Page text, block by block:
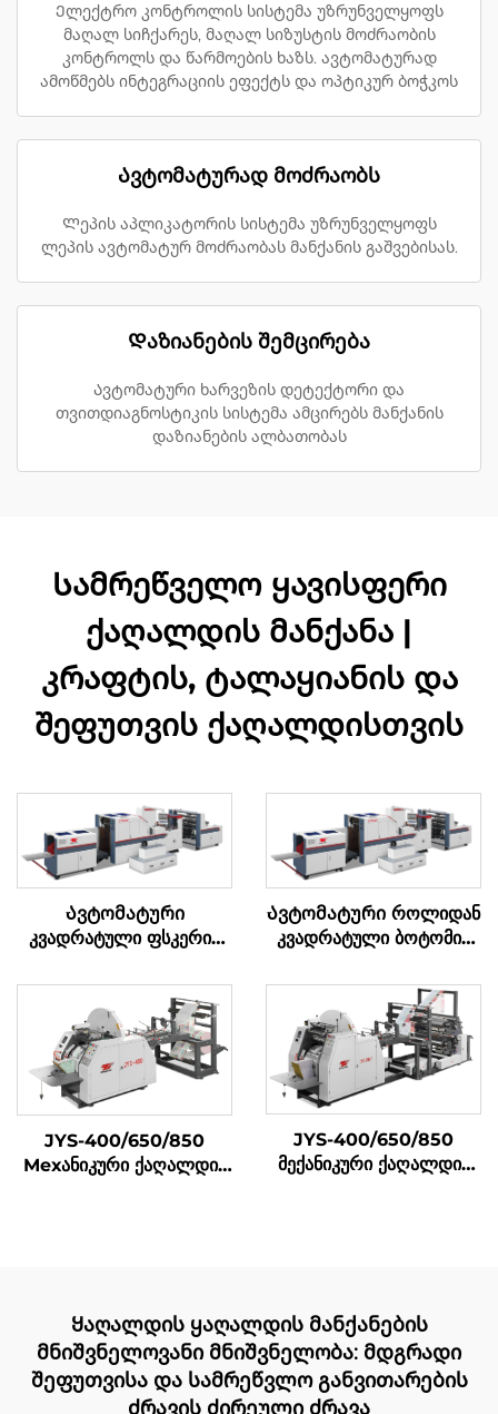
Ელექტრო კონტროლის სისტემა უზრუნველყოფს
მაღალ სიჩქარეს, მაღალ სიზუსტის მოძრაობის
კონტროლს და წარმოების ხაზს. ავტომატურად
ამოწმებს ინტეგრაციის ეფექტს და ოპტიკურ ბოჭკოს
Ავტომატურად მოძრაობს
Ლეპის აპლიკატორის სისტემა უზრუნველყოფს
ლეპის ავტომატურ მოძრაობას მანქანის გაშვებისას.
Დაზიანების შემცირება
Ავტომატური ხარვეზის დეტექტორი და
თვითდიაგნოსტიკის სისტემა ამცირებს მანქანის
დაზიანების ალბათობას
Სამრეწველო ყავისფერი
ქაღალდის მანქანა |
კრაფტის, ტალაყიანის და
შეფუთვის ქაღალდისთვის
Ავტომატური
კვადრატული ფსკერის
დამამზადებელი მანქანა
Ავტომატური როლიდან
კვადრატული ბოტომის
მაშინი
JYS-400/650/850
Мехანიკური ქაღალდის
JYS-400/650/850
მექანიკური ქაღალდის
Ყაღალდის ყაღალდის მანქანების
მნიშვნელოვანი მნიშვნელობა: მდგრადი
შეფუთვისა და სამრეწვლო განვითარების
ძრავის ძირეული ძრავა